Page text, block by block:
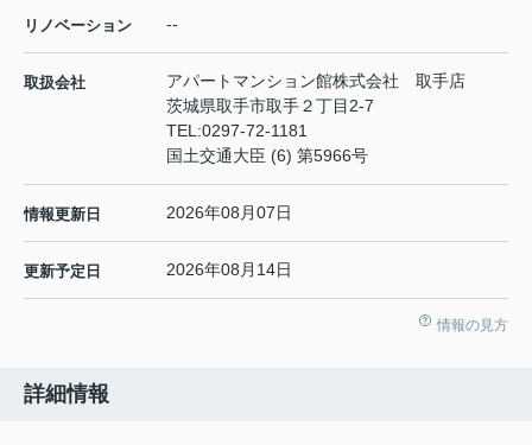
リノベーション --
取扱会社
アパートマンション館株式会社 取手店
茨城県取手市取手２丁目2-7
TEL:0297-72-1181
国土交通大臣 (6) 第5966号
情報更新日 2026年08月07日
更新予定日 2026年08月14日
情報の見方
詳細情報